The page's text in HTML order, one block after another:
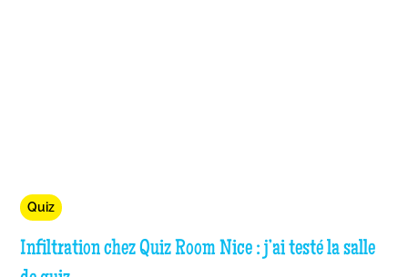
Quiz
Infiltration chez Quiz Room Nice : j’ai testé la salle